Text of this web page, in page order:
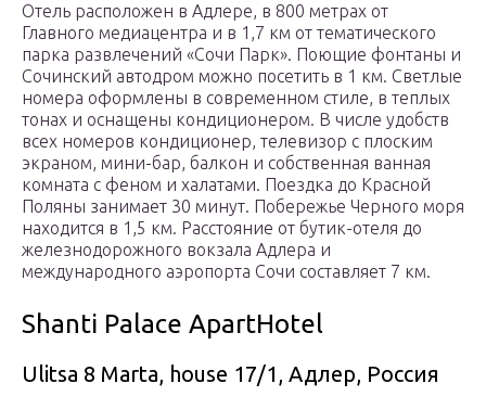
Отель расположен в Адлере, в 800 метрах от
Главного медиацентра и в 1,7 км от тематического
парка развлечений «Сочи Парк». Поющие фонтаны и
Сочинский автодром можно посетить в 1 км. Светлые
номера оформлены в современном стиле, в теплых
тонах и оснащены кондиционером. В числе удобств
всех номеров кондиционер, телевизор с плоским
экраном, мини-бар, балкон и собственная ванная
комната с феном и халатами. Поездка до Красной
Поляны занимает 30 минут. Побережье Черного моря
находится в 1,5 км. Расстояние от бутик-отеля до
железнодорожного вокзала Адлера и
международного аэропорта Сочи составляет 7 км.
Shanti Palace ApartHotel
Ulitsa 8 Marta, house 17/1, Адлер, Россия